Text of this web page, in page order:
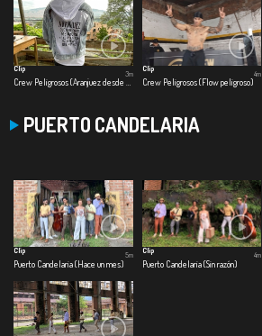
Clip
3m
Clip
Crew Peligrosos (Flow peligroso)
4m
PUERTO CANDELARIA
Clip
Puerto Candelaria (Hace un mes)
5m
Clip
Puerto Candelaria (Sin razón)
4m